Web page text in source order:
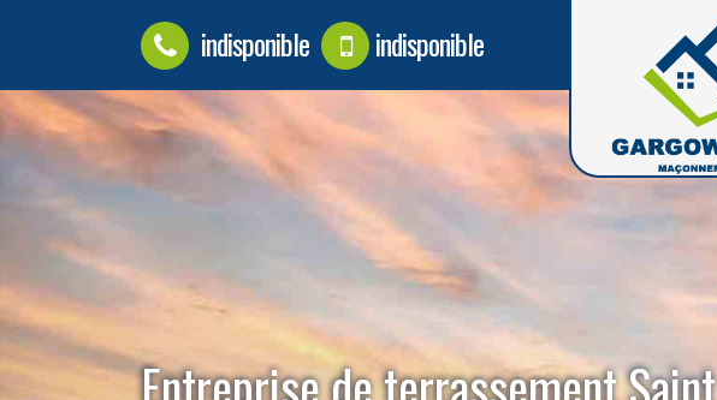
indisponible indisponible